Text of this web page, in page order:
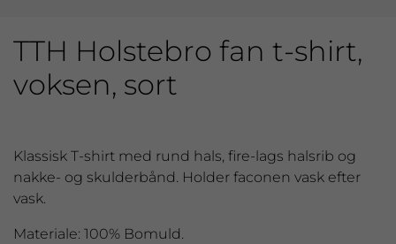
TTH Holstebro fan t-shirt,
voksen, sort
Klassisk T-shirt med rund hals, fire-lags halsrib og
nakke- og skulderbånd. Holder faconen vask efter
vask.
Materiale: 100% Bomuld.